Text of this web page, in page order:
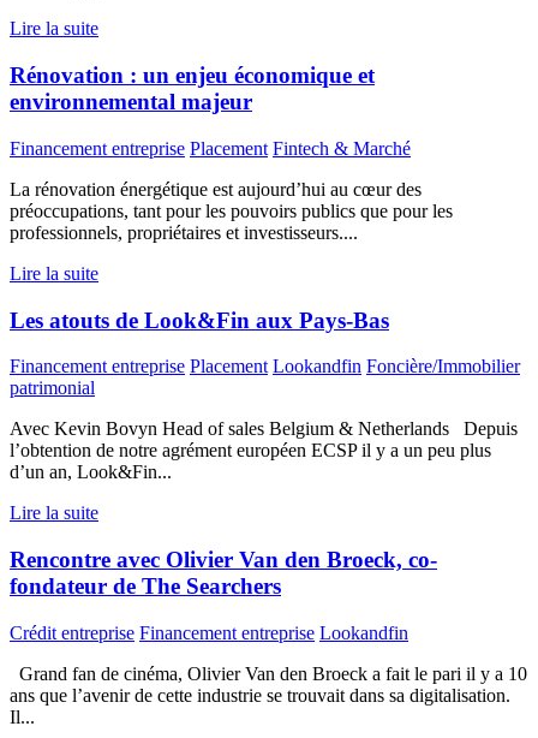
Lire la suite
Rénovation : un enjeu économique et
environnemental majeur
Financement entreprise Placement Fintech & Marché
La rénovation énergétique est aujourd’hui au cœur des
préoccupations, tant pour les pouvoirs publics que pour les
professionnels, propriétaires et investisseurs....
Lire la suite
Les atouts de Look&Fin aux Pays-Bas
Financement entreprise Placement Lookandfin Foncière/Immobilier
patrimonial
Avec Kevin Bovyn Head of sales Belgium & Netherlands Depuis
l’obtention de notre agrément européen ECSP il y a un peu plus
d’un an, Look&Fin...
Lire la suite
Rencontre avec Olivier Van den Broeck, co-
fondateur de The Searchers
Crédit entreprise Financement entreprise Lookandfin
Grand fan de cinéma, Olivier Van den Broeck a fait le pari il y a 10
ans que l’avenir de cette industrie se trouvait dans sa digitalisation.
Il...